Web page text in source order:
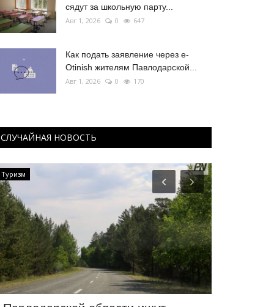
сядут за школьную парту...
Авг 1, 2026 0 647
Как подать заявление через e-
Otinish жителям Павлодарской...
Авг 1, 2026 0 170
СЛУЧАЙНАЯ НОВОСТЬ
Туризм